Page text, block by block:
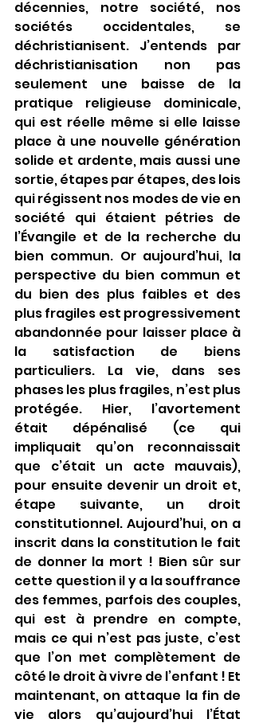
décennies, notre société, nos
sociétés occidentales, se
déchristianisent. J’entends par
déchristianisation non pas
seulement une baisse de la
pratique religieuse dominicale,
qui est réelle même si elle laisse
place à une nouvelle génération
solide et ardente, mais aussi une
sortie, étapes par étapes, des lois
qui régissent nos modes de vie en
société qui étaient pétries de
l’Évangile et de la recherche du
bien commun. Or aujourd’hui, la
perspective du bien commun et
du bien des plus faibles et des
plus fragiles est progressivement
abandonnée pour laisser place à
la satisfaction de biens
particuliers. La vie, dans ses
phases les plus fragiles, n’est plus
protégée. Hier, l’avortement
était dépénalisé (ce qui
impliquait qu’on reconnaissait
que c’était un acte mauvais),
pour ensuite devenir un droit et,
étape suivante, un droit
constitutionnel. Aujourd’hui, on a
inscrit dans la constitution le fait
de donner la mort ! Bien sûr sur
cette question il y a la souffrance
des femmes, parfois des couples,
qui est à prendre en compte,
mais ce qui n’est pas juste, c’est
que l’on met complètement de
côté le droit à vivre de l’enfant ! Et
maintenant, on attaque la fin de
vie alors qu’aujourd’hui l’État